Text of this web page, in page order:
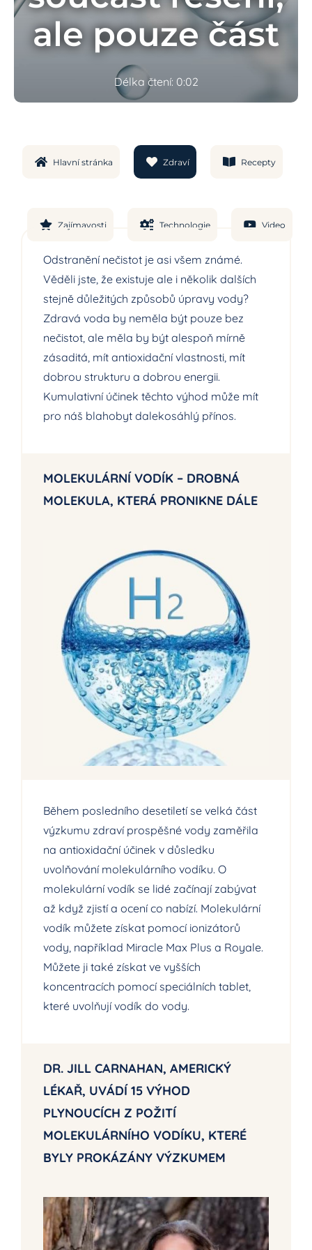
Hlavní stránka Zdraví Recepty
Zajímavosti Technologie Video
ale pouze část
Délka čtení: 0:02
Odstranění nečistot je asi všem známé.
Věděli jste, že existuje ale i několik dalších
stejně důležitých způsobů úpravy vody?
Zdravá voda by neměla být pouze bez
nečistot, ale měla by být alespoň mírně
zásaditá, mít antioxidační vlastnosti, mít
dobrou strukturu a dobrou energii.
Kumulativní účinek těchto výhod může mít
pro náš blahobyt dalekosáhlý přínos.
MOLEKULÁRNÍ VODÍK – DROBNÁ
MOLEKULA, KTERÁ PRONIKNE DÁLE
Během posledního desetiletí se velká část
výzkumu zdraví prospěšné vody zaměřila
na antioxidační účinek v důsledku
uvolňování molekulárního vodíku. O
molekulární vodík se lidé začínají zabývat
až když zjistí a ocení co nabízí. Molekulární
vodík můžete získat pomocí ionizátorů
vody, například Miracle Max Plus a Royale.
Můžete ji také získat ve vyšších
koncentracích pomocí speciálních tablet,
které uvolňují vodík do vody.
DR. JILL CARNAHAN, AMERICKÝ
LÉKAŘ, UVÁDÍ 15 VÝHOD
PLYNOUCÍCH Z POŽITÍ
MOLEKULÁRNÍHO VODÍKU, KTERÉ
BYLY PROKÁZÁNY VÝZKUMEM